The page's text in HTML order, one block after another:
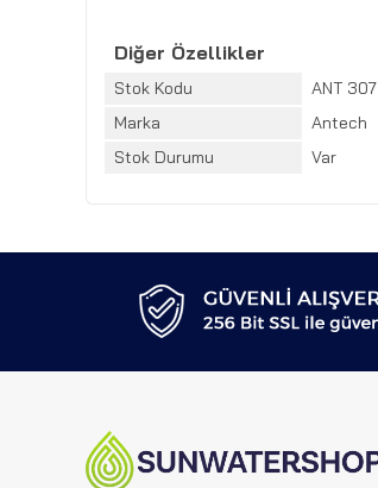
Diğer Özellikler
Stok Kodu
ANT 307
Marka
Antech
Stok Durumu
Var